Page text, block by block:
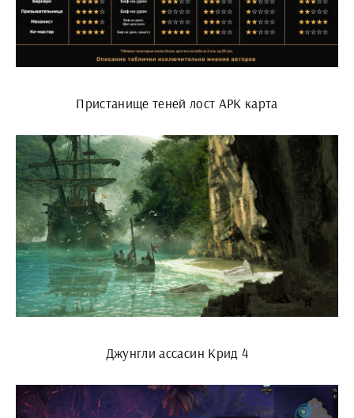
Пристанище теней лост АРК карта
Джунгли ассасин Крид 4